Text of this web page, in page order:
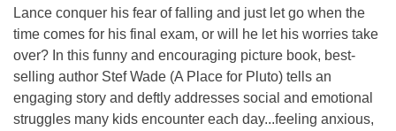
Lance conquer his fear of falling and just let go when the
time comes for his final exam, or will he let his worries take
over? In this funny and encouraging picture book, best-
selling author Stef Wade (A Place for Pluto) tells an
engaging story and deftly addresses social and emotional
struggles many kids encounter each day...feeling anxious,